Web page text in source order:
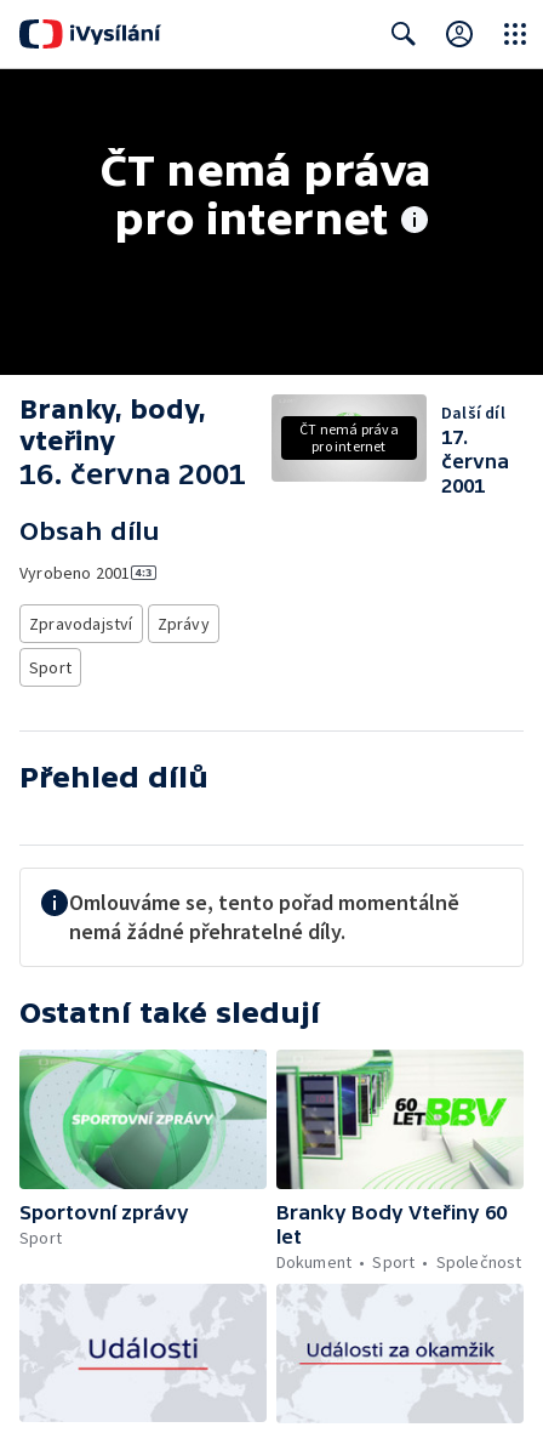
ČT nemá práva
pro internet
Branky, body,
vteřiny
16. června 2001
Obsah dílu
Vyrobeno 2001
Zpravodajství
Zprávy
Sport
ČT nemá práva
pro internet
Další díl
17.
června
2001
Přehled dílů
Omlouváme se, tento pořad momentálně
nemá žádné přehratelné díly.
Ostatní také sledují
Sportovní zprávy
Sport
Branky Body Vteřiny 60
let
Dokument
Sport Společnost